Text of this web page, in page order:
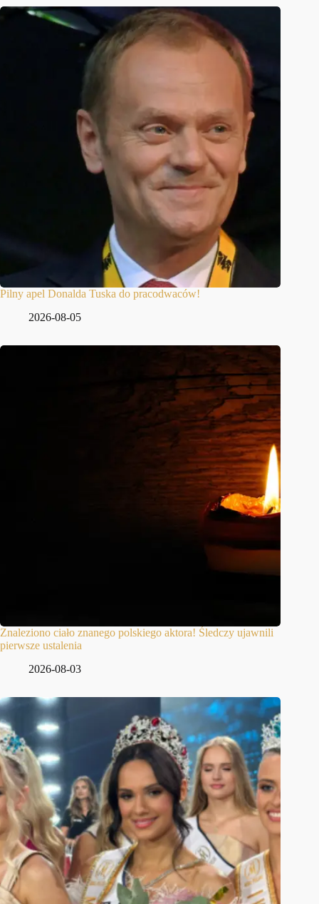
Pilny apel Donalda Tuska do pracodwaców!
2026-08-05
Znaleziono ciało znanego polskiego aktora! Śledczy ujawnili
pierwsze ustalenia
2026-08-03